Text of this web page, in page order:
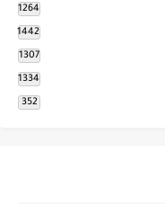
1264
1442
1307
1334
352